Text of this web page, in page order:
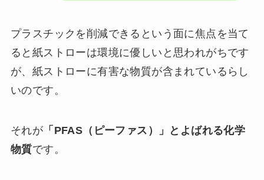
プラスチックを削減できるという面に焦点を当て
ると紙ストローは環境に優しいと思われがちです
が、紙ストローに有害な物質が含まれているらし
いのです。
それが 「PFAS（ピーファス）」とよばれる化学
物質です。